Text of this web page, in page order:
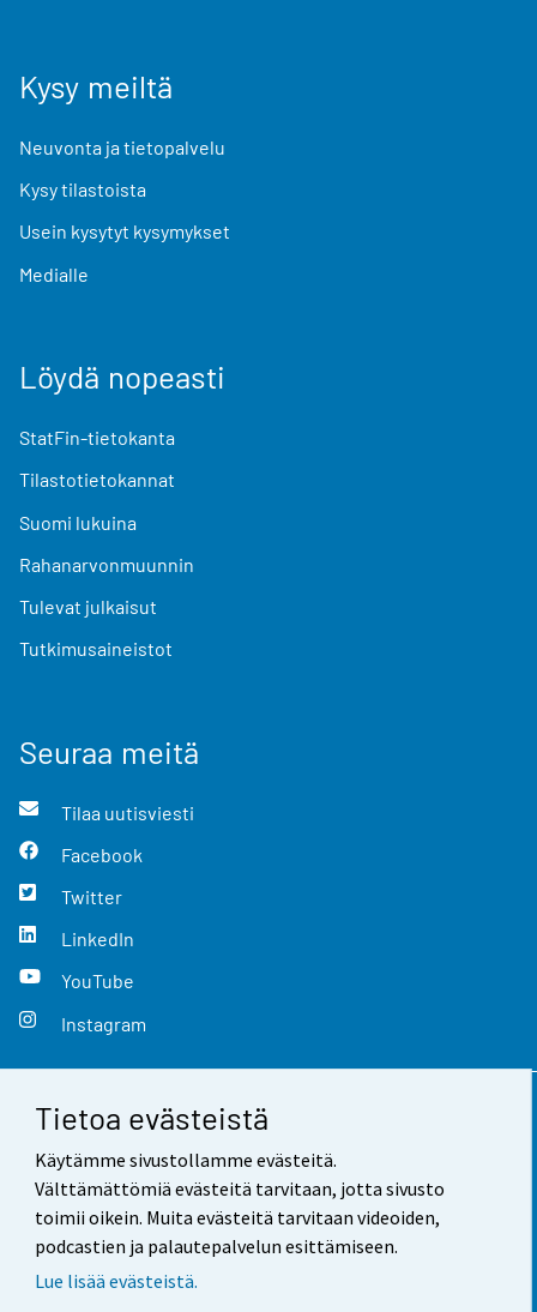
Tietoa evästeistä
Käytämme sivustollamme evästeitä.
Välttämättömiä evästeitä tarvitaan, jotta sivusto
toimii oikein. Muita evästeitä tarvitaan videoiden,
podcastien ja palautepalvelun esittämiseen.
Lue lisää evästeistä.
Kysy meiltä
Neuvonta ja tietopalvelu
Kysy tilastoista
Usein kysytyt kysymykset
Medialle
Löydä nopeasti
StatFin-tietokanta
Tilastotietokannat
Suomi lukuina
Rahanarvonmuunnin
Tulevat julkaisut
Tutkimusaineistot
Seuraa meitä
Tilaa uutisviesti
Facebook
Twitter
LinkedIn
YouTube
Instagram
Yhteystiedot
Palaute
Käyttöehdot